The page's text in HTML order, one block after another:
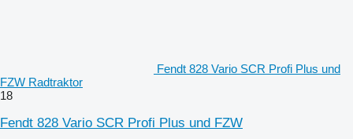
Fendt 828 Vario SCR Profi Plus und
FZW Radtraktor
18
Fendt 828 Vario SCR Profi Plus und FZW